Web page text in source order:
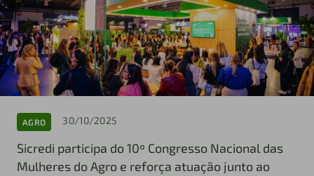
AGRO 30/10/2025
Sicredi participa do 10º Congresso Nacional das
Mulheres do Agro e reforça atuação junto ao